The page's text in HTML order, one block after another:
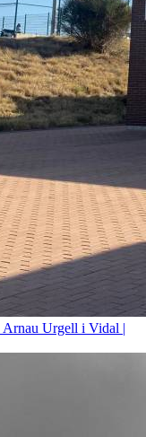
Arnau Urgell i Vidal |